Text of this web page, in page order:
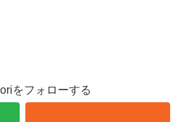
をフォローする